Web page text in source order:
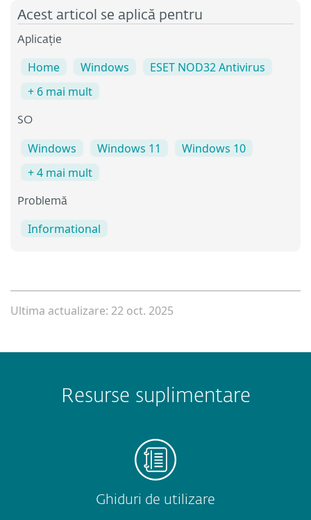
Acest articol se aplică pentru
Aplicație
Home Windows
ESET NOD32 Antivirus
+ 6 mai mult
SO
Windows Windows 11
Windows 10
+ 4 mai mult
Problemă
Informational
Ultima actualizare: 22 oct. 2025
Resurse suplimentare
Ghiduri de utilizare